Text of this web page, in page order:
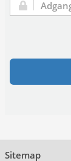
Adgangskode:
Sitemap